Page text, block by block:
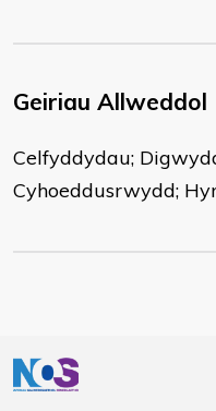
Geiriau Allweddol
Celfyddydau;
Cyhoeddusrwydd;